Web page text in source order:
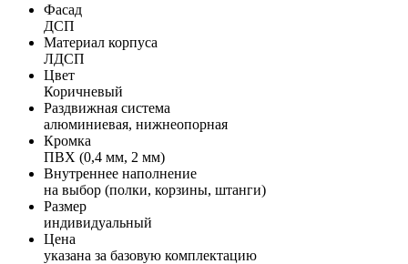
Фасад
ДСП
Материал корпуса
ЛДСП
Цвет
Коричневый
Раздвижная система
алюминиевая, нижнеопорная
Кромка
ПВХ (0,4 мм, 2 мм)
Внутреннее наполнение
на выбор (полки, корзины, штанги)
Размер
индивидуальный
Цена
указана за базовую комплектацию